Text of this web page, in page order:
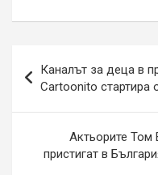
Каналът за деца в
Cartoonito
Актьорите Том
пристигат в